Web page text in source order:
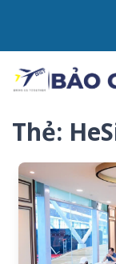
Chuyển đến phần
Thẻ: